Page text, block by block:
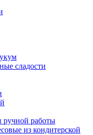
сладости
работы
из кондитерской